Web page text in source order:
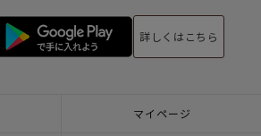
詳しくはこちら
マイページ